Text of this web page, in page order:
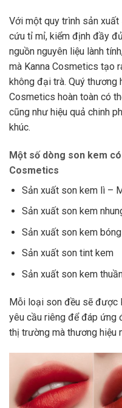
Với một quy trình sản
cứu tỉ mỉ, kiểm định đầy
nguồn nguyên liệu lành
mà Kanna Cosmetics tạo
không đại trà. Quý thương
Cosmetics hoàn toàn có
cũng như hiệu quả chinh
khúc.
Một số dòng son kem
Cosmetics
Sản xuất son kemlì –
Sản xuất son kem
Sản xuất son kem bóng
Sản xuất son tint kem
Sản xuất son kem
Mỗi loại son đều sẽ được
yêu cầu riêng để đáp ứng
thị trường mà thương hiệu